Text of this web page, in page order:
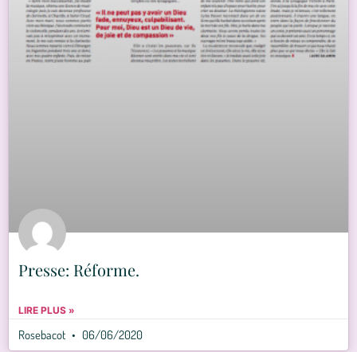
Presse: Réforme.
LIRE PLUS »
Rosebacot 06/06/2020